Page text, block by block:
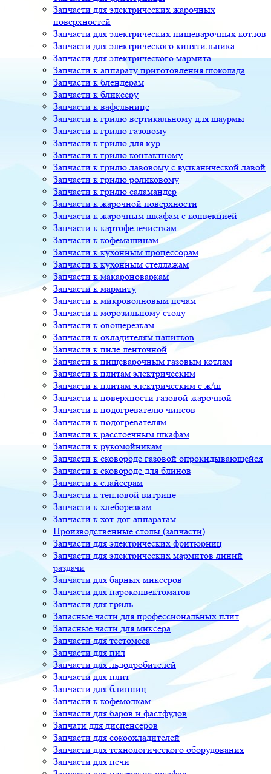
Запчасти для электрических жарочных
поверхностей
Запчасти для электрических пищеварочных котлов
Запчасти для электрического кипятильника
Запчасти для электрического мармита
Запчасти к аппарату приготовления шоколада
Запчасти к блендерам
Запчасти к бликсеру
Запчасти к вафельнице
Запчасти к грилю вертикальному для шаурмы
Запчасти к грилю газовому
Запчасти к грилю для кур
Запчасти к грилю контактному
Запчасти к грилю лавовому с вулканической лавой
Запчасти к грилю роликовому
Запчасти к грилю саламандер
Запчасти к жарочной поверхности
Запчасти к жарочным шкафам с конвекцией
Запчасти к картофелечисткам
Запчасти к кофемашинам
Запчасти к кухонным процессорам
Запчасти к кухонным стеллажам
Запчасти к макароноваркам
Запчасти к мармиту
Запчасти к микроволновым печам
Запчасти к морозильному столу
Запчасти к овощерезкам
Запчасти к охладителям напитков
Запчасти к пиле ленточной
Запчасти к пищеварочным газовым котлам
Запчасти к плитам электрическим
Запчасти к плитам электрическим с ж/ш
Запчасти к поверхности газовой жарочной
Запчасти к подогревателю чипсов
Запчасти к подогревателям
Запчасти к расстоечным шкафам
Запчасти к рукомойникам
Запчасти к сковороде газовой опрокидывающейся
Запчасти к сковороде для блинов
Запчасти к слайсерам
Запчасти к тепловой витрине
Запчасти к хлеборезкам
Запчасти к хот-дог аппаратам
Производственные столы (запчасти)
Запчасти для электрических фритюрниц
Запчасти для электрических мармитов линий
раздачи
Запчасти для барных миксеров
Запчасти для пароконвектоматов
Запчасти для гриль
Запасные части для профессиональных плит
Запасные части для миксера
Запчасти для тестомеса
Запчасти для пил
Запчасти для льдодробителей
Запчасти для плит
Запчасти для блинниц
Запчасти к кофемолкам
Запчасти для баров и фастфудов
Запчати для диспенсеров
Запчасти для сокоохладителей
Запчасти для технологического оборудования
Запчасти для печи